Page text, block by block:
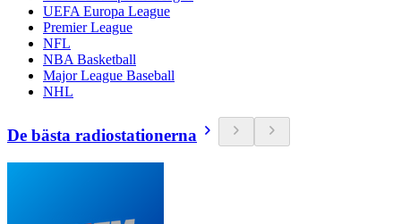
UEFA Europa League
Premier League
NFL
NBA Basketball
Major League Baseball
NHL
De bästa radiostationerna